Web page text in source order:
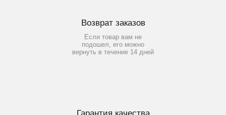
Возврат заказов
Если товар вам не
подошел, его можно
вернуть в течение 14 дней